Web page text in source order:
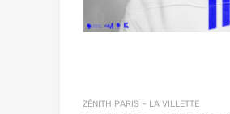
ZÉNITH PARIS – LA VILLETTE